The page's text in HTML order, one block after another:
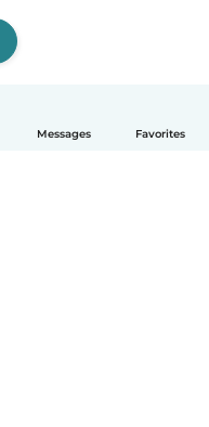
Messages Favorites